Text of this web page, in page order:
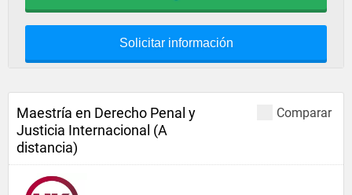
Solicitar información
Comparar
Maestría en Derecho Penal y
Justicia Internacional (A
distancia)